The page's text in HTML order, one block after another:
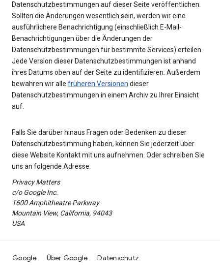
Datenschutzbestimmungen auf dieser Seite veröffentlichen.
Sollten die Änderungen wesentlich sein, werden wir eine
ausführlichere Benachrichtigung (einschließlich E-Mail-
Benachrichtigungen über die Änderungen der
Datenschutzbestimmungen für bestimmte Services) erteilen.
Jede Version dieser Datenschutzbestimmungen ist anhand
ihres Datums oben auf der Seite zu identifizieren. Außerdem
bewahren wir alle früheren Versionen dieser
Datenschutzbestimmungen in einem Archiv zu Ihrer Einsicht
auf.
Falls Sie darüber hinaus Fragen oder Bedenken zu dieser
Datenschutzbestimmung haben, können Sie jederzeit über
diese Website Kontakt mit uns aufnehmen. Oder schreiben Sie
uns an folgende Adresse:
Privacy Matters
c/o Google Inc.
1600 Amphitheatre Parkway
Mountain View, California, 94043
USA
Google Über Google Datenschutz